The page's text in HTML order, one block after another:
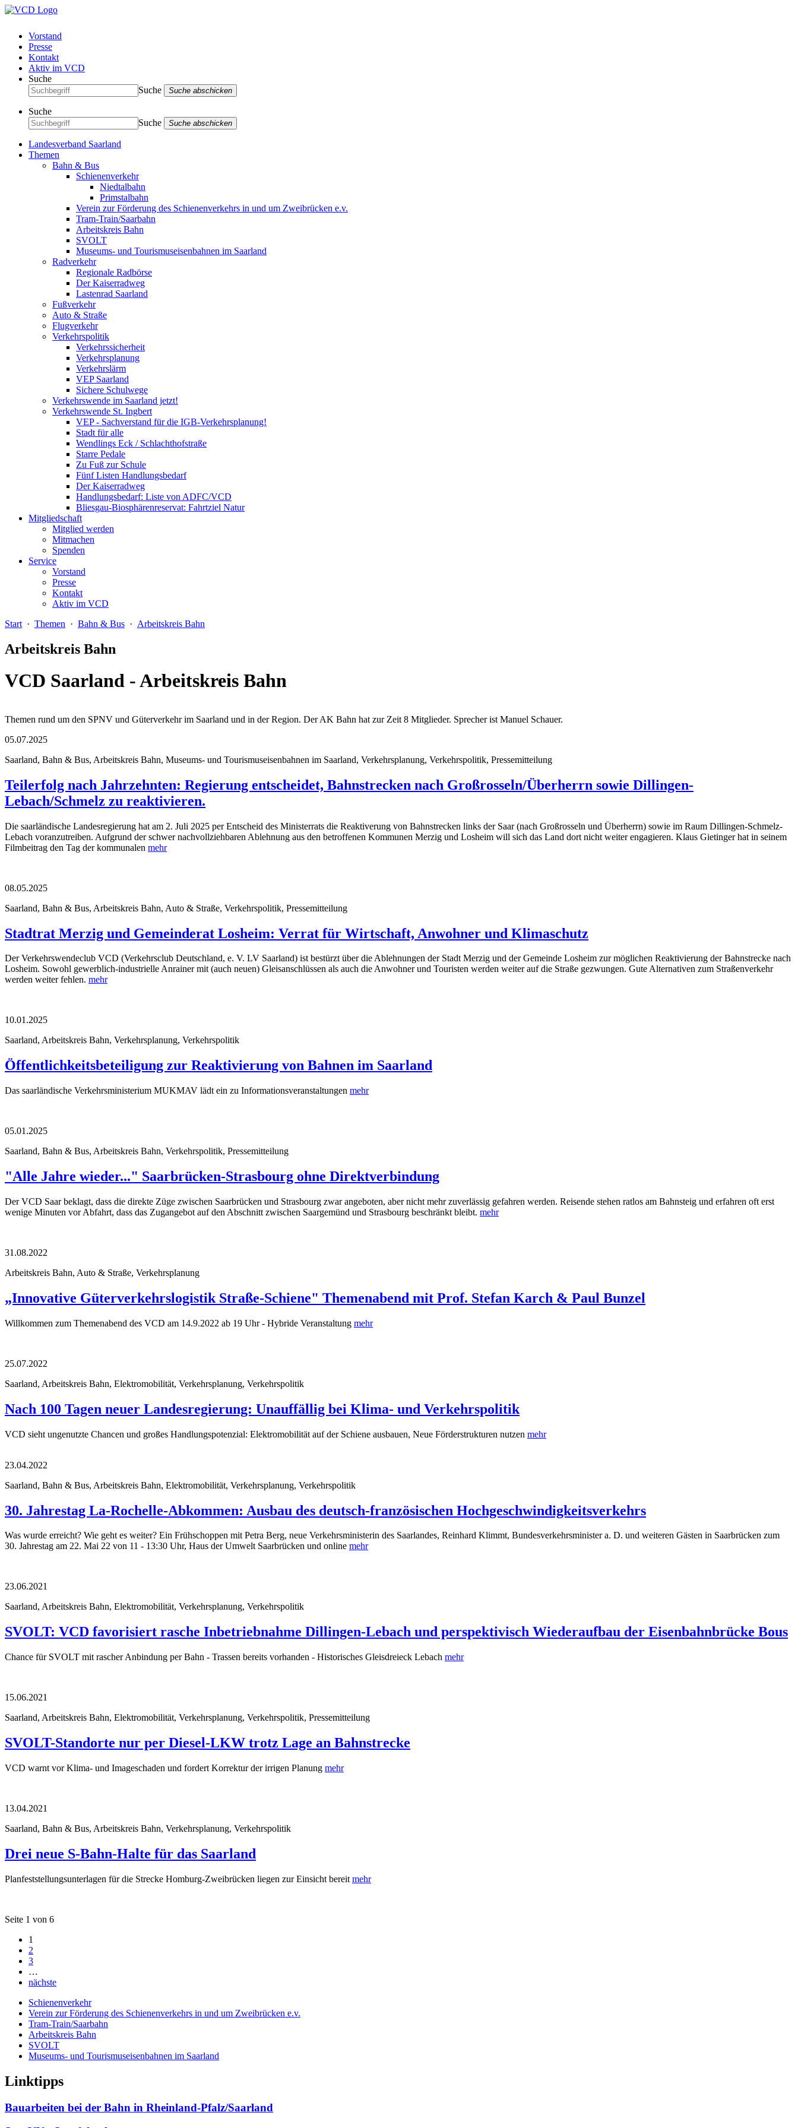
Vorstand
Presse
Kontakt
Aktiv im VCD
Suche
Suche
Suche abschicken
Suche
Suche
Suche abschicken
Landesverband Saarland
Themen
Bahn & Bus
Schienenverkehr
Niedtalbahn
Primstalbahn
Verein zur Förderung des Schienenverkehrs in und um Zweibrücken e.v.
Tram-Train/Saarbahn
Arbeitskreis Bahn
SVOLT
Museums- und Tourismuseisenbahnen im Saarland
Radverkehr
Regionale Radbörse
Der Kaiserradweg
Lastenrad Saarland
Fußverkehr
Auto & Straße
Flugverkehr
Verkehrspolitik
Verkehrssicherheit
Verkehrsplanung
Verkehrslärm
VEP Saarland
Sichere Schulwege
Verkehrswende im Saarland jetzt!
Verkehrswende St. Ingbert
VEP - Sachverstand für die IGB-Verkehrsplanung!
Stadt für alle
Wendlings Eck / Schlachthofstraße
Starre Pedale
Zu Fuß zur Schule
Fünf Listen Handlungsbedarf
Der Kaiserradweg
Handlungsbedarf: Liste von ADFC/VCD
Bliesgau-Biosphärenreservat: Fahrtziel Natur
Mitgliedschaft
Mitglied werden
Mitmachen
Spenden
Service
Vorstand
Presse
Kontakt
Aktiv im VCD
Start · Themen · Bahn & Bus · Arbeitskreis Bahn
Arbeitskreis Bahn
VCD Saarland - Arbeitskreis Bahn
Themen rund um den SPNV und Güterverkehr im Saarland und in der Region. Der AK Bahn hat zur Zeit 8 Mitglieder. Sprecher ist Manuel Schauer.
05.07.2025
Saarland, Bahn & Bus, Arbeitskreis Bahn, Museums- und Tourismuseisenbahnen im Saarland, Verkehrsplanung, Verkehrspolitik, Pressemitteilung
Teilerfolg nach Jahrzehnten: Regierung entscheidet, Bahnstrecken nach Großrosseln/Überherrn sowie Dillingen-
Lebach/Schmelz zu reaktivieren.
Die saarländische Landesregierung hat am 2. Juli 2025 per Entscheid des Ministerrats die Reaktiverung von Bahnstrecken links der Saar (nach Großrosseln und Überherrn) sowie im Raum Dillingen-Schmelz-
Lebach voranzutreiben. Aufgrund der schwer nachvollziehbaren Ablehnung aus den betroffenen Kommunen Merzig und Losheim will sich das Land dort nicht weiter engagieren. Klaus Gietinger hat in seinem
Filmbeitrag den Tag der kommunalen mehr
08.05.2025
Saarland, Bahn & Bus, Arbeitskreis Bahn, Auto & Straße, Verkehrspolitik, Pressemitteilung
Stadtrat Merzig und Gemeinderat Losheim: Verrat für Wirtschaft, Anwohner und Klimaschutz
Der Verkehrswendeclub VCD (Verkehrsclub Deutschland, e. V. LV Saarland) ist bestürzt über die Ablehnungen der Stadt Merzig und der Gemeinde Losheim zur möglichen Reaktivierung der Bahnstrecke nach
Losheim. Sowohl gewerblich-industrielle Anrainer mit (auch neuen) Gleisanschlüssen als auch die Anwohner und Touristen werden weiter auf die Straße gezwungen. Gute Alternativen zum Straßenverkehr
werden weiter fehlen. mehr
10.01.2025
Saarland, Arbeitskreis Bahn, Verkehrsplanung, Verkehrspolitik
Öffentlichkeitsbeteiligung zur Reaktivierung von Bahnen im Saarland
Das saarländische Verkehrsministerium MUKMAV lädt ein zu Informationsveranstaltungen mehr
05.01.2025
Saarland, Bahn & Bus, Arbeitskreis Bahn, Verkehrspolitik, Pressemitteilung
"Alle Jahre wieder..." Saarbrücken-Strasbourg ohne Direktverbindung
Der VCD Saar beklagt, dass die direkte Züge zwischen Saarbrücken und Strasbourg zwar angeboten, aber nicht mehr zuverlässig gefahren werden. Reisende stehen ratlos am Bahnsteig und erfahren oft erst
wenige Minuten vor Abfahrt, dass das Zugangebot auf den Abschnitt zwischen Saargemünd und Strasbourg beschränkt bleibt. mehr
31.08.2022
Arbeitskreis Bahn, Auto & Straße, Verkehrsplanung
„Innovative Güterverkehrslogistik Straße-Schiene" Themenabend mit Prof. Stefan Karch & Paul Bunzel
Willkommen zum Themenabend des VCD am 14.9.2022 ab 19 Uhr - Hybride Veranstaltung mehr
25.07.2022
Saarland, Arbeitskreis Bahn, Elektromobilität, Verkehrsplanung, Verkehrspolitik
Nach 100 Tagen neuer Landesregierung: Unauffällig bei Klima- und Verkehrspolitik
VCD sieht ungenutzte Chancen und großes Handlungspotenzial: Elektromobilität auf der Schiene ausbauen, Neue Förderstrukturen nutzen mehr
23.04.2022
Saarland, Bahn & Bus, Arbeitskreis Bahn, Elektromobilität, Verkehrsplanung, Verkehrspolitik
30. Jahrestag La-Rochelle-Abkommen: Ausbau des deutsch-französischen Hochgeschwindigkeitsverkehrs
Was wurde erreicht? Wie geht es weiter? Ein Frühschoppen mit Petra Berg, neue Verkehrsministerin des Saarlandes, Reinhard Klimmt, Bundesverkehrsminister a. D. und weiteren Gästen in Saarbrücken zum
30. Jahrestag am 22. Mai 22 von 11 - 13:30 Uhr, Haus der Umwelt Saarbrücken und online mehr
23.06.2021
Saarland, Arbeitskreis Bahn, Elektromobilität, Verkehrsplanung, Verkehrspolitik
SVOLT: VCD favorisiert rasche Inbetriebnahme Dillingen-Lebach und perspektivisch Wiederaufbau der Eisenbahnbrücke Bous
Chance für SVOLT mit rascher Anbindung per Bahn - Trassen bereits vorhanden - Historisches Gleisdreieck Lebach mehr
15.06.2021
Saarland, Arbeitskreis Bahn, Elektromobilität, Verkehrsplanung, Verkehrspolitik, Pressemitteilung
SVOLT-Standorte nur per Diesel-LKW trotz Lage an Bahnstrecke
VCD warnt vor Klima- und Imageschaden und fordert Korrektur der irrigen Planung mehr
13.04.2021
Saarland, Bahn & Bus, Arbeitskreis Bahn, Verkehrsplanung, Verkehrspolitik
Drei neue S-Bahn-Halte für das Saarland
Planfeststellungsunterlagen für die Strecke Homburg-Zweibrücken liegen zur Einsicht bereit mehr
Seite 1 von 6
1
2
3
…
nächste
Schienenverkehr
Verein zur Förderung des Schienenverkehrs in und um Zweibrücken e.v.
Tram-Train/Saarbahn
Arbeitskreis Bahn
SVOLT
Museums- und Tourismuseisenbahnen im Saarland
Linktipps
Bauarbeiten bei der Bahn in Rheinland-Pfalz/Saarland